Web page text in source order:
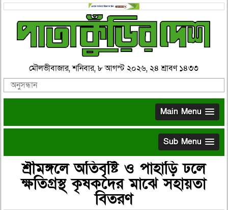
মৌলভীবাজার, শনিবার, ৮ আগস্ট ২০২৬, ২৪ শ্রাবণ ১৪৩৩
Main Menu
Sub Menu
শ্রীমঙ্গলে অতিবৃষ্টি ও পাহাড়ি ঢলে
ক্ষতিগ্রস্থ কৃষকদের মাঝে সহায়তা
বিতরণ